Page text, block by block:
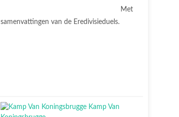
Met
samenvattingen van de Eredivisieduels.